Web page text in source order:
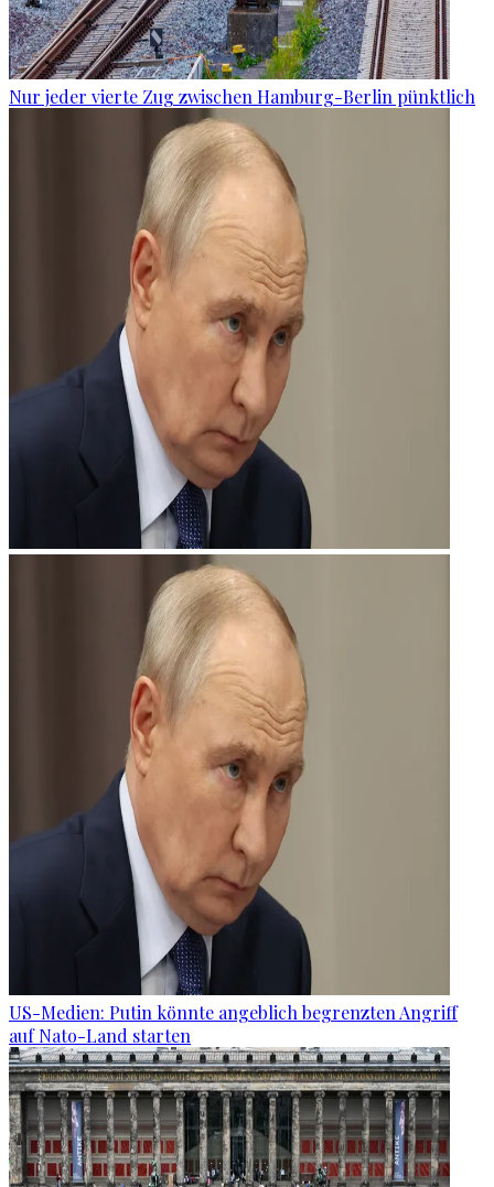
Nur jeder vierte Zug zwischen Hamburg-Berlin pünktlich
US-Medien: Putin könnte angeblich begrenzten Angriff
auf Nato-Land starten